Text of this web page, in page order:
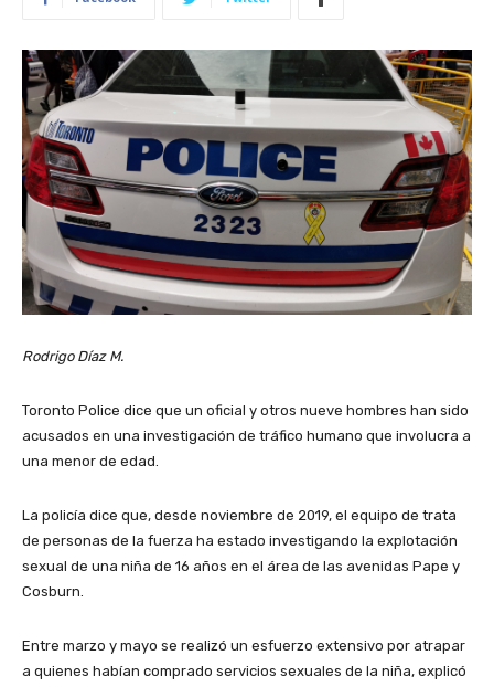
Rodrigo Díaz M.
Toronto Police dice que un oficial y otros nueve hombres han sido
acusados en una investigación de tráfico humano que involucra a
una menor de edad.
La policía dice que, desde noviembre de 2019, el equipo de trata
de personas de la fuerza ha estado investigando la explotación
sexual de una niña de 16 años en el área de las avenidas Pape y
Cosburn.
Entre marzo y mayo se realizó un esfuerzo extensivo por atrapar
a quienes habían comprado servicios sexuales de la niña, explicó